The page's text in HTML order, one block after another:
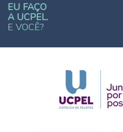
EU FAÇO
A UCPEL.
E VOCÊ?